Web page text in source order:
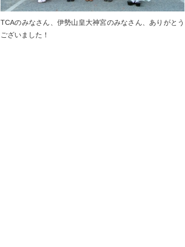
TCAのみなさん、伊勢山皇大神宮のみなさん、ありがとう
ございました！